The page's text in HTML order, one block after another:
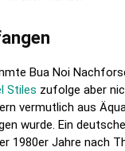
Bua Noi
Stiles zufolge aber
vermutlich aus
wurde. Ein
1980er Jahre nach